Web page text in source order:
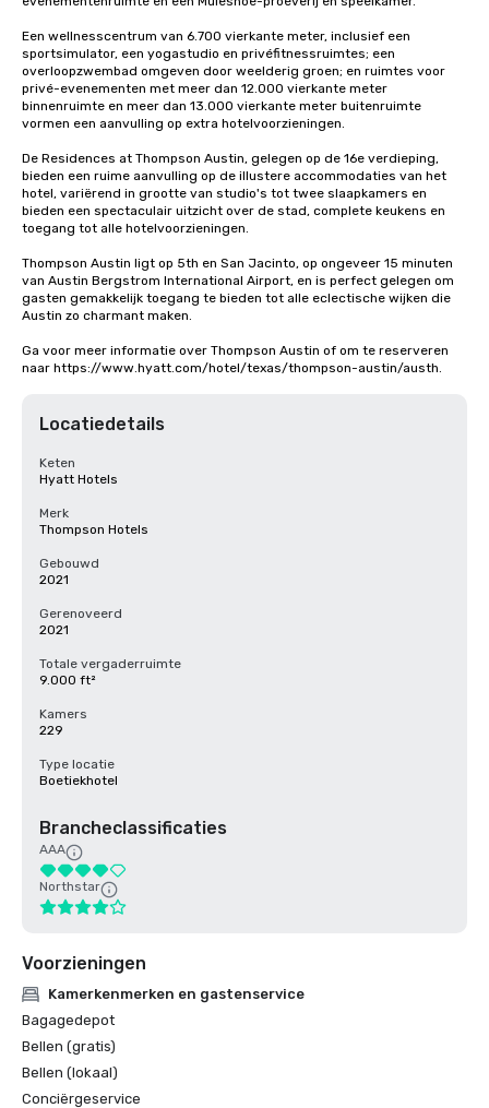
Een wellnesscentrum van 6.700 vierkante meter, inclusief een
sportsimulator, een yogastudio en privéfitnessruimtes; een
overloopzwembad omgeven door weelderig groen; en ruimtes voor
privé-evenementen met meer dan 12.000 vierkante meter
binnenruimte en meer dan 13.000 vierkante meter buitenruimte
vormen een aanvulling op extra hotelvoorzieningen.
De Residences at Thompson Austin, gelegen op de 16e verdieping,
bieden een ruime aanvulling op de illustere accommodaties van het
hotel, variërend in grootte van studio's tot twee slaapkamers en
bieden een spectaculair uitzicht over de stad, complete keukens en
toegang tot alle hotelvoorzieningen.
Thompson Austin ligt op 5th en San Jacinto, op ongeveer 15 minuten
van Austin Bergstrom International Airport, en is perfect gelegen om
gasten gemakkelijk toegang te bieden tot alle eclectische wijken die
Austin zo charmant maken.
Ga voor meer informatie over Thompson Austin of om te reserveren
naar https://www.hyatt.com/hotel/texas/thompson-austin/austh.
Locatiedetails
Keten
Hyatt Hotels
Merk
Thompson Hotels
Gebouwd
2021
Gerenoveerd
2021
Totale vergaderruimte
9.000 ft²
Kamers
229
Type locatie
Boetiekhotel
Brancheclassificaties
AAA
Northstar
Voorzieningen
Kamerkenmerken en gastenservice
Bagagedepot
Bellen (gratis)
Bellen (lokaal)
Conciërgeservice